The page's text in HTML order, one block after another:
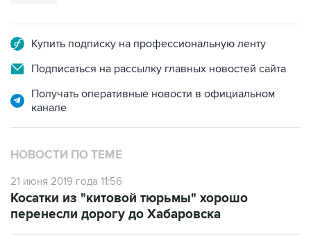
Подписаться на рассылку главных новостей сайта
Получать оперативные новости в официальном
НОВОСТИ ПО ТЕМЕ
21 июня 2019 года 11:56
перенесли дорогу до Хабаровска
20 июня 2019 года 16:00